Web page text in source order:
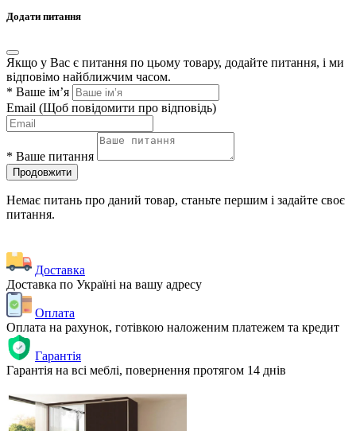
Додати питання
Якщо у Вас є питання по цьому товару, додайте питання, і ми
відповімо найближчим часом.
* Ваше ім’я
Email (Щоб повідомити про відповідь)
* Ваше питання
Продовжити
Немає питань про даний товар, станьте першим і задайте своє
питання.
Доставка
Доставка по Україні на вашу адресу
Оплата
Оплата на рахунок, готівкою наложеним платежем та кредит
Гарантія
Гарантія на всі меблі, повернення протягом 14 днів